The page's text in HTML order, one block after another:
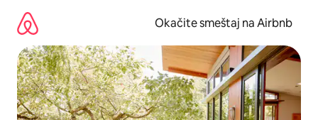
sadržaj
Okačite smeštaj na Airbnb